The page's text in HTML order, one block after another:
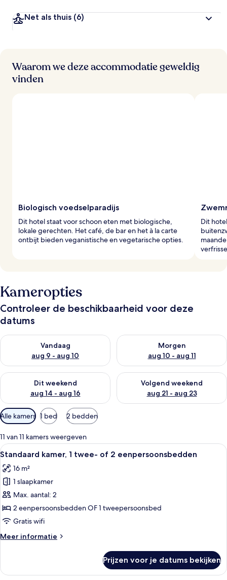
n
Net als thuis (6)
Waarom we deze accommodatie geweldig
vinden
Biologisch voedselparadijs
Dit hotel staat voor schoon eten met biologische,
lokale gerechten. Het café, de bar en het à la carte
ontbijt bieden veganistische en vegetarische opties.
Dit
Kameropties
Controleer de beschikbaarheid voor deze
datums
Vandaag
aug 9 - aug 10
De beschikbaarheid controleren voor vanavond aug 9 - aug
Morgen
aug 10 - aug 11
De beschikbaarheid
Dit weekend
aug 14 - aug 16
De beschikbaarheid controleren voor dit weekend aug 14 -
Volgend weekend
aug 21 - aug 23
De beschikbaarheid
Beschikbare
filters
voor
kamers
Alle kamers 1 bed 2 bedden
11 van 11 kamers weergeven
Alle
foto's
voor
Standaard
kamer,
1
twee-
2
Een hotelkamer met een groot bed,
13
Standaard kamer, 1 twee- of 2 eenpersoonsbedden
16 m²
1 slaapkamer
Max. aantal: 2
2 eenpersoonsbedden OF 1 tweepersoonsbed
Gratis wifi
Meer informatie
Meer
kamer,
Prijzen voor je datums bekijken